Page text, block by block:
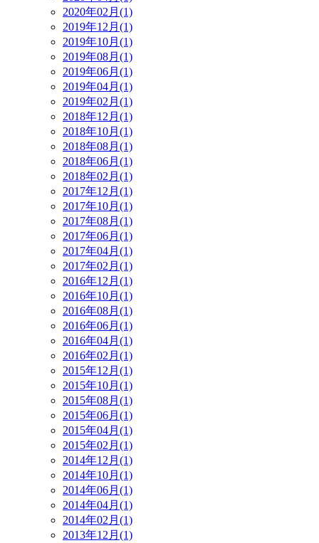
2020年02月(1)
2019年12月(1)
2019年10月(1)
2019年08月(1)
2019年06月(1)
2019年04月(1)
2019年02月(1)
2018年12月(1)
2018年10月(1)
2018年08月(1)
2018年06月(1)
2018年02月(1)
2017年12月(1)
2017年10月(1)
2017年08月(1)
2017年06月(1)
2017年04月(1)
2017年02月(1)
2016年12月(1)
2016年10月(1)
2016年08月(1)
2016年06月(1)
2016年04月(1)
2016年02月(1)
2015年12月(1)
2015年10月(1)
2015年08月(1)
2015年06月(1)
2015年04月(1)
2015年02月(1)
2014年12月(1)
2014年10月(1)
2014年06月(1)
2014年04月(1)
2014年02月(1)
2013年12月(1)